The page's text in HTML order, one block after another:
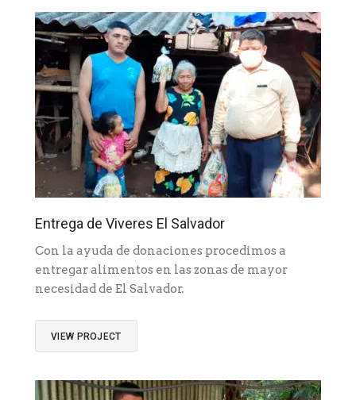
Entrega de Viveres El Salvador
Con la ayuda de donaciones procedimos a
entregar alimentos en las zonas de mayor
necesidad de El Salvador.
VIEW PROJECT